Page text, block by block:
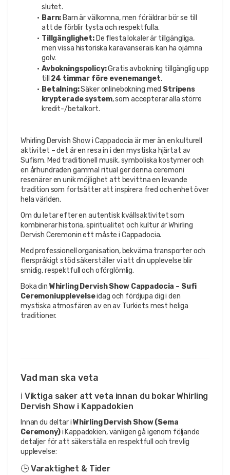
slutet.
Barn: Barn är välkomna, men föräldrar bör se till
att de förblir tysta och respektfulla.
Tillgänglighet: De flesta lokaler är tillgängliga,
men vissa historiska karavanserais kan ha ojämna
golv.
Avbokningspolicy: Gratis avbokning tillgänglig upp
till 24 timmar före evenemanget.
Betalning: Säker onlinebokning med Stripens
krypterade system, som accepterar alla större
kredit-/betalkort.
Whirling Dervish Show i Cappadocia är mer än en kulturell
aktivitet – det är en resa in i den mystiska hjärtat av
Sufism. Med traditionell musik, symboliska kostymer och
en århundraden gammal ritual ger denna ceremoni
resenärer en unik möjlighet att bevittna en levande
tradition som fortsätter att inspirera fred och enhet över
hela världen.
Om du letar efter en autentisk kvällsaktivitet som
kombinerar historia, spiritualitet och kultur är Whirling
Dervish Ceremonin ett måste i Cappadocia.
Med professionell organisation, bekväma transporter och
flerspråkigt stöd säkerställer vi att din upplevelse blir
smidig, respektfull och oförglömlig.
Boka din Whirling Dervish Show Cappadocia – Sufi
Ceremoniupplevelse idag och fördjupa dig i den
mystiska atmosfären av en av Turkiets mest heliga
traditioner.
Vad man ska veta
ℹ️ Viktiga saker att veta innan du bokar Whirling
Dervish Show i Kappadokien
Innan du deltar iWhirling Dervish Show (Sema
Ceremony)i Kappadokien, vänligen gå igenom följande
detaljer för att säkerställa en respektfull och trevlig
upplevelse:
🕒 Varaktighet & Tider